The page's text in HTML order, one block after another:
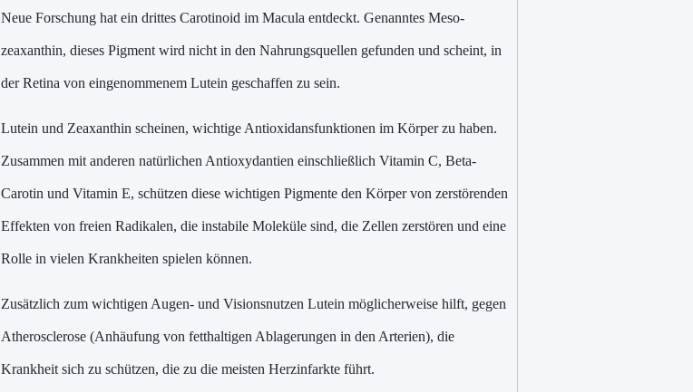
Neue Forschung hat ein drittes Carotinoid im Macula entdeckt. Genanntes Meso-
zeaxanthin, dieses Pigment wird nicht in den Nahrungsquellen gefunden und scheint, in
der Retina von eingenommenem Lutein geschaffen zu sein.
Lutein und Zeaxanthin scheinen, wichtige Antioxidansfunktionen im Körper zu haben.
Zusammen mit anderen natürlichen Antioxydantien einschließlich Vitamin C, Beta-
Carotin und Vitamin E, schützen diese wichtigen Pigmente den Körper von zerstörenden
Effekten von freien Radikalen, die instabile Moleküle sind, die Zellen zerstören und eine
Rolle in vielen Krankheiten spielen können.
Zusätzlich zum wichtigen Augen- und Visionsnutzen Lutein möglicherweise hilft, gegen
Atherosclerose (Anhäufung von fetthaltigen Ablagerungen in den Arterien), die
Krankheit sich zu schützen, die zu die meisten Herzinfarkte führt.